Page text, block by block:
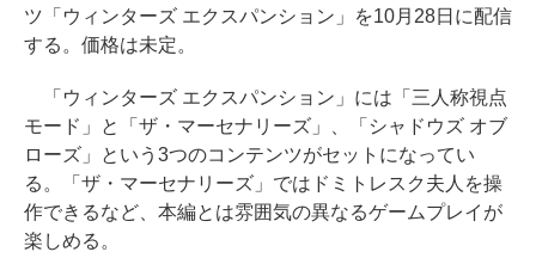
ツ「ウィンターズ エクスパンション」を10月28日に配信
する。価格は未定。
「ウィンターズ エクスパンション」には「三人称視点
モード」と「ザ・マーセナリーズ」、「シャドウズ オブ
ローズ」という3つのコンテンツがセットになってい
る。「ザ・マーセナリーズ」ではドミトレスク夫人を操
作できるなど、本編とは雰囲気の異なるゲームプレイが
楽しめる。